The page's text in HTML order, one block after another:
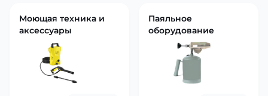
Моющая техника и
аксессуары
Паяльное
оборудование